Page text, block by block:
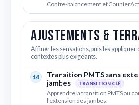
Contre-balancement et
Ajustements &
Affiner les sensations, puis les appliquer
contextes plus exigeants.
14
Transition PMTS sans
jambes
TRANSITION CLÉ
Apprendre la transition PMTS ou
l'extension des jambes.